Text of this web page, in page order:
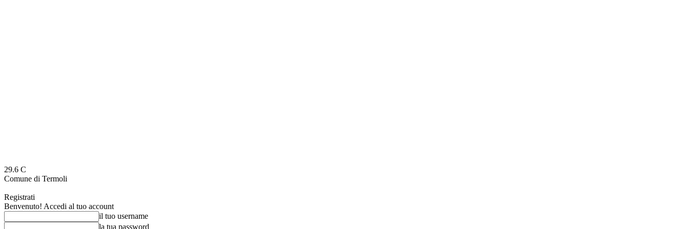
29.6 C
Comune di Termoli
Registrati
Benvenuto! Accedi al tuo account
il tuo username
la tua password